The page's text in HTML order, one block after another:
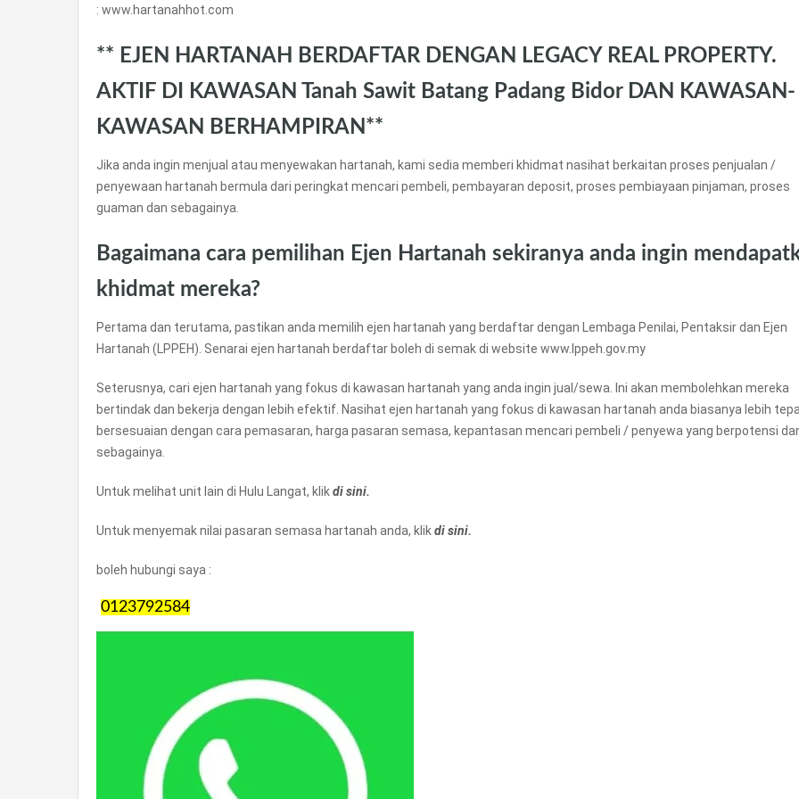
: www.hartanahhot.com
** EJEN HARTANAH BERDAFTAR DENGAN LEGACY REAL PROPERTY.
AKTIF DI KAWASAN Tanah Sawit Batang Padang Bidor DAN KAWASAN-
KAWASAN BERHAMPIRAN**
Jika anda ingin menjual atau menyewakan hartanah, kami sedia memberi khidmat nasihat berkaitan proses penjualan /
penyewaan hartanah bermula dari peringkat mencari pembeli, pembayaran deposit, proses pembiayaan pinjaman, proses
guaman dan sebagainya.
Bagaimana cara pemilihan Ejen Hartanah sekiranya anda ingin
khidmat mereka?
Pertama dan terutama, pastikan anda memilih ejen hartanah yang berdaftar dengan Lembaga Penilai, Pentaksir dan Ejen
Hartanah (LPPEH). Senarai ejen hartanah berdaftar boleh di semak di website www.lppeh.gov.my
Seterusnya, cari ejen hartanah yang fokus di kawasan hartanah yang anda ingin jual/sewa. Ini akan membolehkan mereka
bertindak dan bekerja dengan lebih efektif. Nasihat ejen hartanah yang fokus di kawasan hartanah anda biasanya lebih
bersesuaian dengan cara pemasaran, harga pasaran semasa, kepantasan mencari pembeli / penyewa yang berpotensi
sebagainya.
Untuk melihat unit lain di Hulu Langat, klikdi sini.
Untuk menyemak nilai pasaran semasa hartanah anda, klikdi sini.
boleh hubungi saya :
0123792584